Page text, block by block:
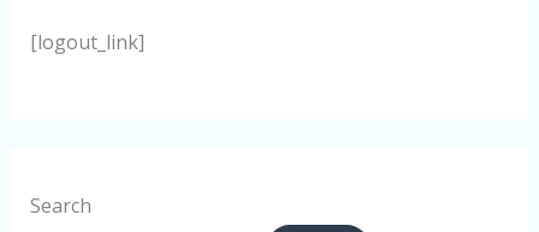
[logout_link]
Search